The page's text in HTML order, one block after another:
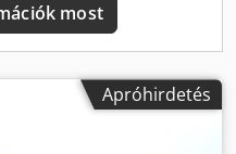
most
Apróhirdetés